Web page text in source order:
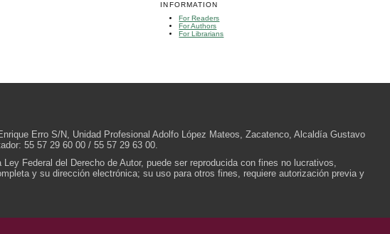
INFORMATION
For Readers
For Authors
For Librarians
Erro S/N, Unidad Profesional Adolfo López Mateos, Zacatenco, Alcaldía Gustavo
55 57 29 60 00 / 55 57 29 63 00.
Federal del Derecho de Autor, puede ser reproducida con fines no lucrativos,
y su dirección electrónica; su uso para otros fines, requiere autorización previa y